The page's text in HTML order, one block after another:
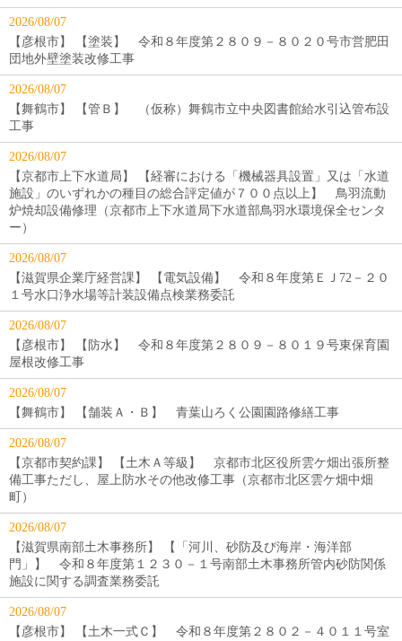
2026/08/07
【彦根市】 【塗装】 令和８年度第２８０９－８０２０号市営肥田
団地外壁塗装改修工事
2026/08/07
【舞鶴市】 【管Ｂ】 （仮称）舞鶴市立中央図書館給水引込管布設
工事
2026/08/07
【京都市上下水道局】 【経審における「機械器具設置」又は「水道
施設」のいずれかの種目の総合評定値が７００点以上】 鳥羽流動
炉焼却設備修理（京都市上下水道局下水道部鳥羽水環境保全センタ
ー）
2026/08/07
【滋賀県企業庁経営課】 【電気設備】 令和８年度第ＥＪ72－２０
１号水口浄水場等計装設備点検業務委託
2026/08/07
【彦根市】 【防水】 令和８年度第２８０９－８０１９号東保育園
屋根改修工事
2026/08/07
【舞鶴市】 【舗装Ａ・Ｂ】 青葉山ろく公園園路修繕工事
2026/08/07
【京都市契約課】 【土木Ａ等級】 京都市北区役所雲ケ畑出張所整
備工事ただし、屋上防水その他改修工事（京都市北区雲ケ畑中畑
町）
2026/08/07
【滋賀県南部土木事務所】 【「河川、砂防及び海岸・海洋部
門」】 令和８年度第１２３０－１号南部土木事務所管内砂防関係
施設に関する調査業務委託
2026/08/07
【彦根市】 【土木一式Ｃ】 令和８年度第２８０２－４０１１号室